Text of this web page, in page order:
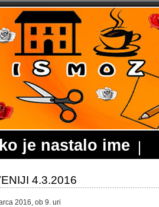
je nastalo ime
4.3.2016
2016, ob 9. uri